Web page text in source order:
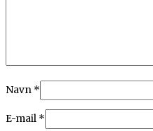
Navn *
E-mail *